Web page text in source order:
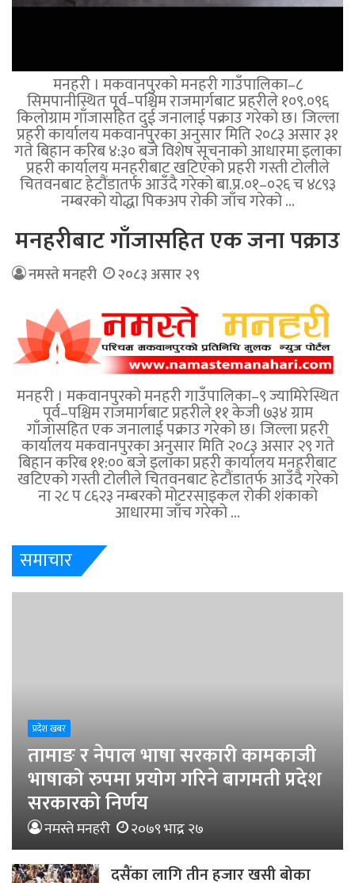
मनहरी । मकवानपुरको मनहरी गाउँपालिका–८
सिमपानीस्थित पूर्व–पश्चिम राजमार्गबाट प्रहरीले १०९.०९६
किलोग्राम गाँजासहित दुई जनालाई पक्राउ गरेको छ। जिल्ला
प्रहरी कार्यालय मकवानपुरका अनुसार मिति २०८३ असार ३१
गते बिहान करिब ४:३० बजे विशेष सूचनाको आधारमा इलाका
प्रहरी कार्यालय मनहरीबाट खटिएको प्रहरी गस्ती टोलीले
चितवनबाट हेटौंडातर्फ आउँदै गरेको बा.प्र.०१–०२६ च ४८९३
नम्बरको योद्धा पिकअप रोकी जाँच गरेको …
मनहरीबाट गाँजासहित एक जना पक्राउ
नमस्ते मनहरी २०८३ असार २९
मनहरी । मकवानपुरको मनहरी गाउँपालिका–९ ज्यामिरेस्थित
पूर्व–पश्चिम राजमार्गबाट प्रहरीले ११ केजी ७३४ ग्राम
गाँजासहित एक जनालाई पक्राउ गरेको छ। जिल्ला प्रहरी
कार्यालय मकवानपुरका अनुसार मिति २०८३ असार २९ गते
बिहान करिब ११:०० बजे इलाका प्रहरी कार्यालय मनहरीबाट
खटिएको गस्ती टोलीले चितवनबाट हेटौंडातर्फ आउँदै गरेको
ना २८ प ८६२३ नम्बरको मोटरसाइकल रोकी शंकाको
आधारमा जाँच गरेको …
समाचार
प्रदेश खबर
तामाङ र नेपाल भाषा सरकारी कामकाजी
भाषाको रुपमा प्रयोग गरिने बागमती प्रदेश
सरकारको निर्णय
नमस्ते मनहरी २०७९ भाद्र २७
दसैंका लागि तीन हजार खसी बोका